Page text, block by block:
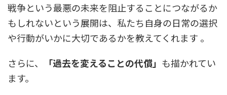
戦争という最悪の未来を阻止することにつながるか
もしれないという展開は、私たち自身の日常の選択
や行動がいかに大切であるかを教えてくれます 。
さらに、
「過去を変えることの代償」 も描かれてい
ます。